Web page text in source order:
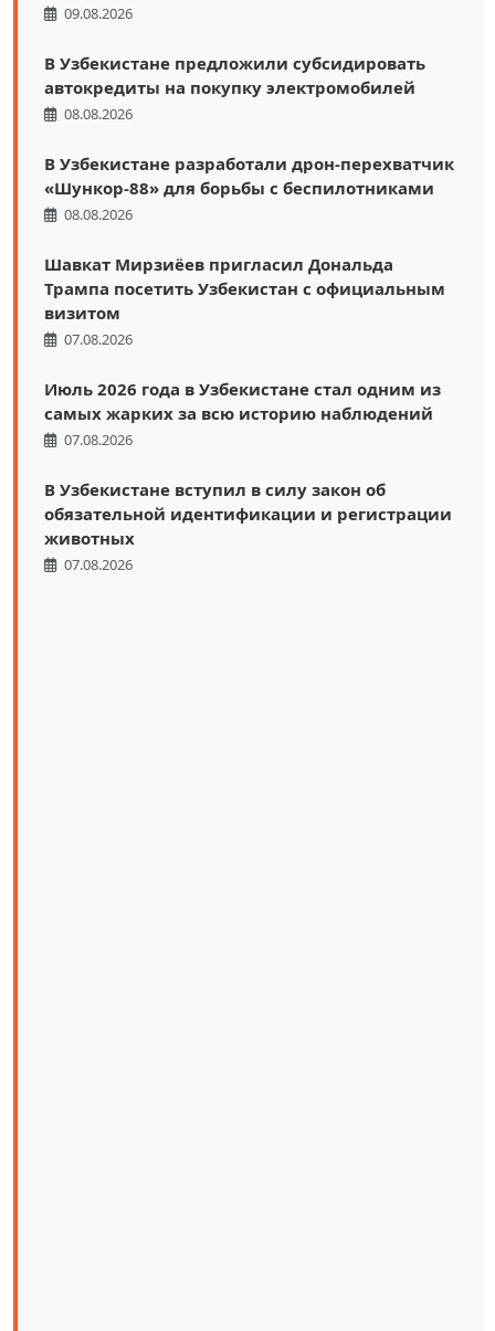
09.08.2026
В Узбекистане предложили субсидировать
автокредиты на покупку электромобилей
08.08.2026
В Узбекистане разработали дрон-перехватчик
«Шункор-88» для борьбы с беспилотниками
08.08.2026
Шавкат Мирзиёев пригласил Дональда
Трампа посетить Узбекистан с официальным
визитом
07.08.2026
Июль 2026 года в Узбекистане стал одним из
самых жарких за всю историю наблюдений
07.08.2026
В Узбекистане вступил в силу закон об
обязательной идентификации и регистрации
животных
07.08.2026